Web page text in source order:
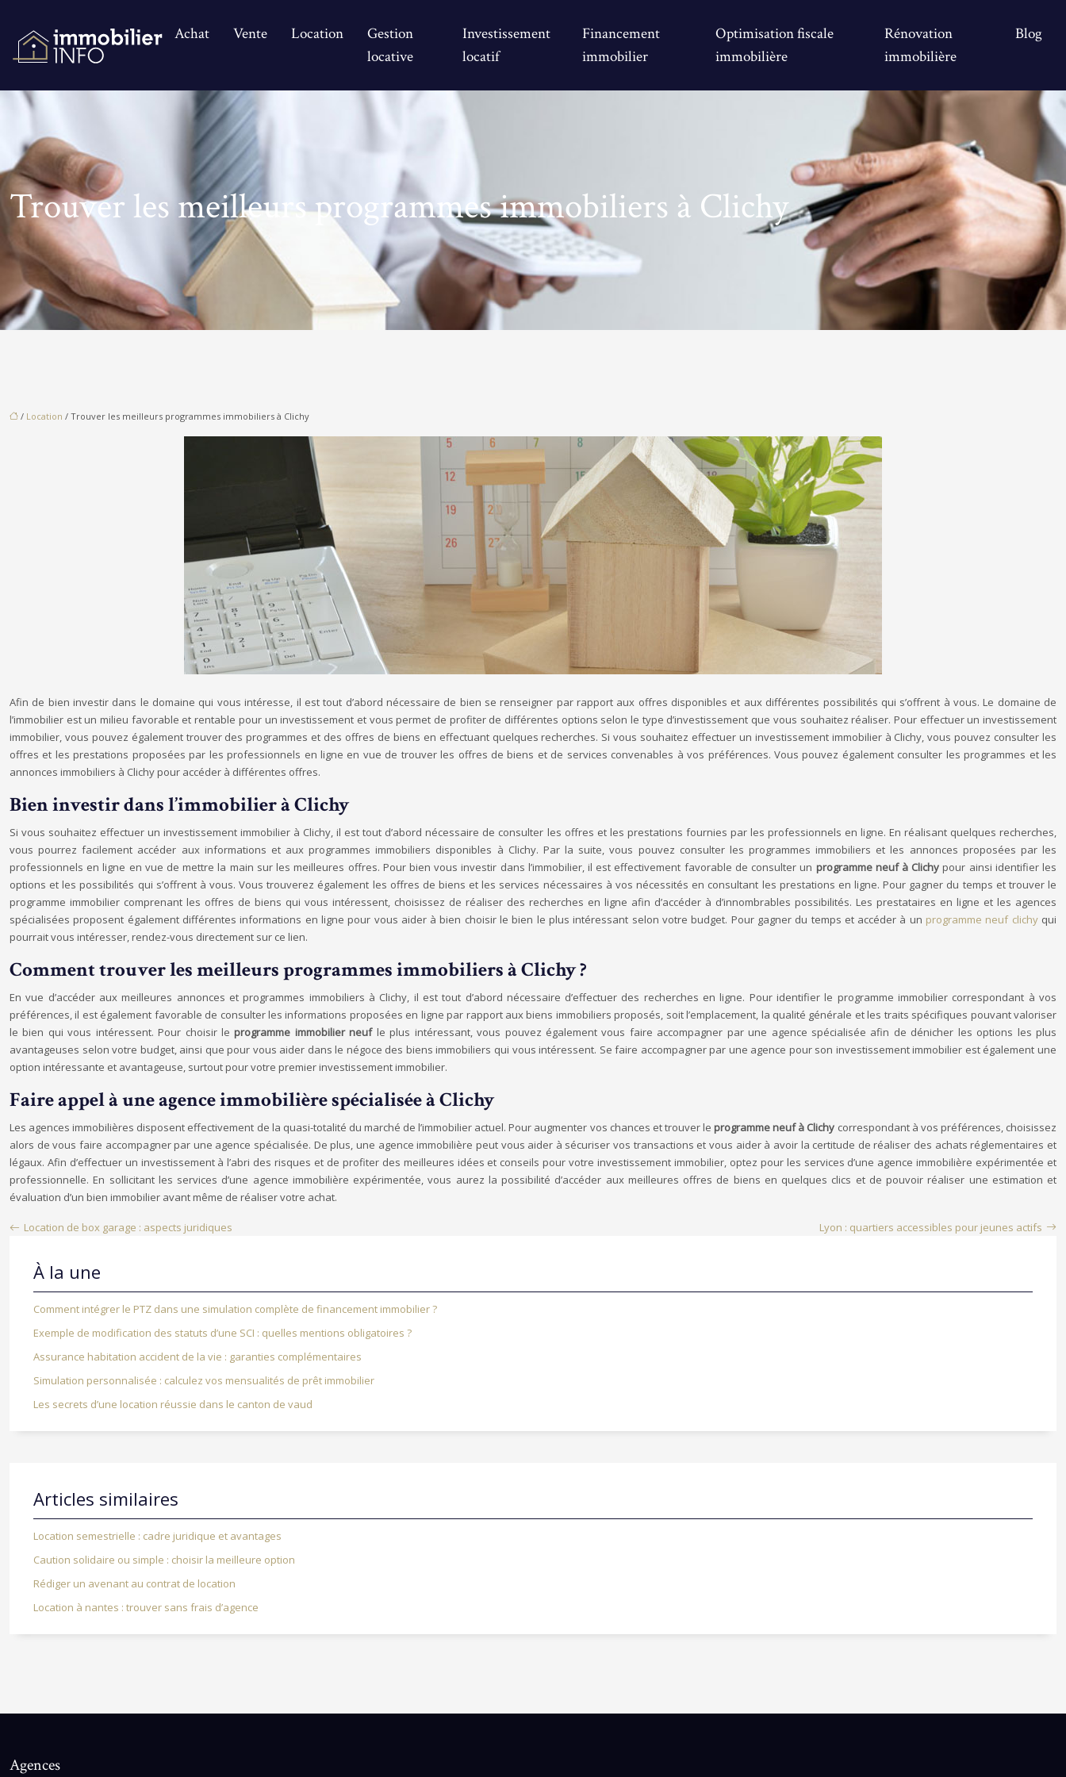
Achat Vente Location
Gestion
locative
Investissement
locatif
Financement
immobilier
Optimisation fiscale
immobilière
Rénovation
immobilière
Blog
Trouver les meilleurs programmes immobiliers à Clichy
/ Location / Trouver les meilleurs programmes immobiliers à Clichy
Afin de bien investir dans le domaine qui vous intéresse, il est tout d’abord nécessaire de bien se renseigner par rapport aux offres disponibles et aux différentes possibilités qui s’offrent à vous. Le domaine de
l’immobilier est un milieu favorable et rentable pour un investissement et vous permet de profiter de différentes options selon le type d’investissement que vous souhaitez réaliser. Pour effectuer un investissement
immobilier, vous pouvez également trouver des programmes et des offres de biens en effectuant quelques recherches. Si vous souhaitez effectuer un investissement immobilier à Clichy, vous pouvez consulter les
offres et les prestations proposées par les professionnels en ligne en vue de trouver les offres de biens et de services convenables à vos préférences. Vous pouvez également consulter les programmes et les
annonces immobiliers à Clichy pour accéder à différentes offres.
Bien investir dans l’immobilier à Clichy
Si vous souhaitez effectuer un investissement immobilier à Clichy, il est tout d’abord nécessaire de consulter les offres et les prestations fournies par les professionnels en ligne. En réalisant quelques recherches,
vous pourrez facilement accéder aux informations et aux programmes immobiliers disponibles à Clichy. Par la suite, vous pouvez consulter les programmes immobiliers et les annonces proposées par les
professionnels en ligne en vue de mettre la main sur les meilleures offres. Pour bien vous investir dans l’immobilier, il est effectivement favorable de consulter un programme neuf à Clichypour ainsi identifier les
options et les possibilités qui s’offrent à vous. Vous trouverez également les offres de biens et les services nécessaires à vos nécessités en consultant les prestations en ligne. Pour gagner du temps et trouver le
programme immobilier comprenant les offres de biens qui vous intéressent, choisissez de réaliser des recherches en ligne afin d’accéder à d’innombrables possibilités. Les prestataires en ligne et les agences
spécialisées proposent également différentes informations en ligne pour vous aider à bien choisir le bien le plus intéressant selon votre budget. Pour gagner du temps et accéder à un programme neuf clichyqui
pourrait vous intéresser, rendez-vous directement sur ce lien.
Comment trouver les meilleurs programmes immobiliers à Clichy ?
En vue d’accéder aux meilleures annonces et programmes immobiliers à Clichy, il est tout d’abord nécessaire d’effectuer des recherches en ligne. Pour identifier le programme immobilier correspondant à vos
préférences, il est également favorable de consulter les informations proposées en ligne par rapport aux biens immobiliers proposés, soit l’emplacement, la qualité générale et les traits spécifiques pouvant valoriser
le bien qui vous intéressent. Pour choisir leprogramme immobilier neufle plus intéressant, vous pouvez également vous faire accompagner par une agence spécialisée afin de dénicher les options les plus
avantageuses selon votre budget, ainsi que pour vous aider dans le négoce des biens immobiliers qui vous intéressent. Se faire accompagner par une agence pour son investissement immobilier est également une
option intéressante et avantageuse, surtout pour votre premier investissement immobilier.
Faire appel à une agence immobilière spécialisée à Clichy
Les agences immobilières disposent effectivement de la quasi-totalité du marché de l’immobilier actuel. Pour augmenter vos chances et trouver leprogramme neuf à Clichy correspondant à vos préférences, choisissez
alors de vous faire accompagner par une agence spécialisée. De plus, une agence immobilière peut vous aider à sécuriser vos transactions et vous aider à avoir la certitude de réaliser des achats réglementaires et
légaux. Afin d’effectuer un investissement à l’abri des risques et de profiter des meilleures idées et conseils pour votre investissement immobilier, optez pour les services d’une agence immobilière expérimentée et
professionnelle. En sollicitant les services d’une agence immobilière expérimentée, vous aurez la possibilité d’accéder aux meilleures offres de biens en quelques clics et de pouvoir réaliser une estimation et
évaluation d’un bien immobilier avant même de réaliser votre achat.
Location de box garage : aspects juridiques Lyon : quartiers accessibles pour jeunes actifs
À la une
Comment intégrer le PTZ dans une simulation complète de financement immobilier ?
Exemple de modification des statuts d’une SCI : quelles mentions obligatoires ?
Assurance habitation accident de la vie : garanties complémentaires
Simulation personnalisée : calculez vos mensualités de prêt immobilier
Les secrets d’une location réussie dans le canton de vaud
Articles similaires
Location semestrielle : cadre juridique et avantages
Caution solidaire ou simple : choisir la meilleure option
Rédiger un avenant au contrat de location
Location à nantes : trouver sans frais d’agence
Agences